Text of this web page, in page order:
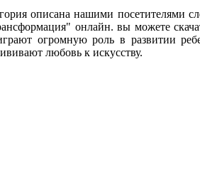
описана нашими посетителями
онлайн. вы можете
огромную роль в развитии
любовь к искусству.